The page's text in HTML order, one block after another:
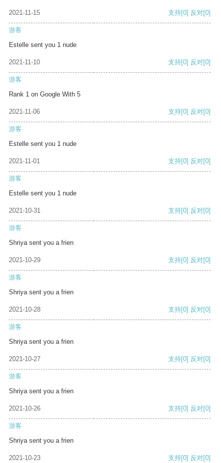
2021-11-15 支持[0] 反对[0]
游客
Estelle sent you 1 nude
2021-11-10 支持[0] 反对[0]
游客
Rank 1 on Google With 5
2021-11-06 支持[0] 反对[0]
游客
Estelle sent you 1 nude
2021-11-01 支持[0] 反对[0]
游客
Estelle sent you 1 nude
2021-10-31 支持[0] 反对[0]
游客
Shriya sent you a frien
2021-10-29 支持[0] 反对[0]
游客
Shriya sent you a frien
2021-10-28 支持[0] 反对[0]
游客
Shriya sent you a frien
2021-10-27 支持[0] 反对[0]
游客
Shriya sent you a frien
2021-10-26 支持[0] 反对[0]
游客
Shriya sent you a frien
2021-10-23 支持[0] 反对[0]